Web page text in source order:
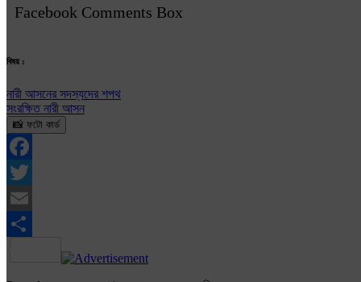
Facebook Comments Box
বিষয় :
নারী আসনের সদস্যদের শপথ
সংরক্ষিত নারী আসন
📸 ফটো কার্ড
Facebook
Twitter
Email
Share